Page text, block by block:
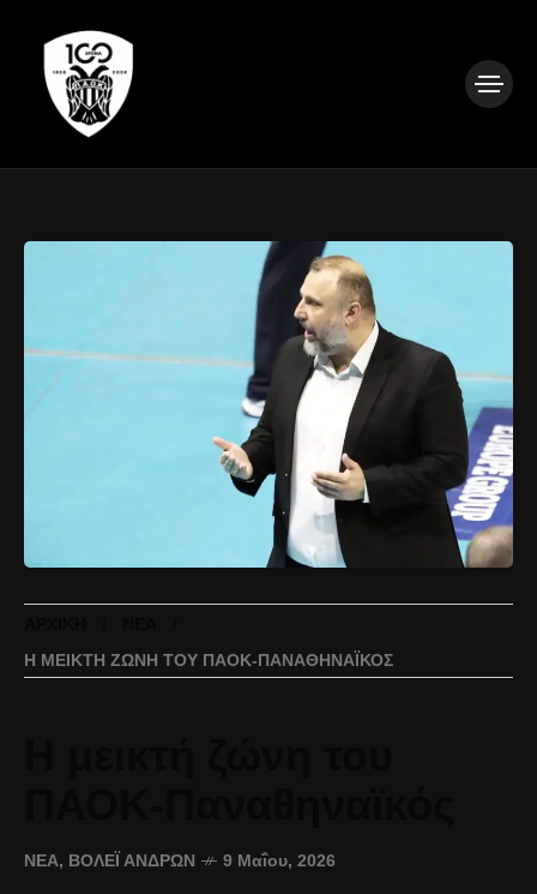
Η ΜΕΙΚΤΉ ΖΏΝΗ ΤΟΥ ΠΑΟΚ-ΠΑΝΑΘΗΝΑΪΚΌΣ
ΝΈΑ, ΒΌΛΕΪ ΑΝΔΡΏΝ 9 Μαΐου, 2026